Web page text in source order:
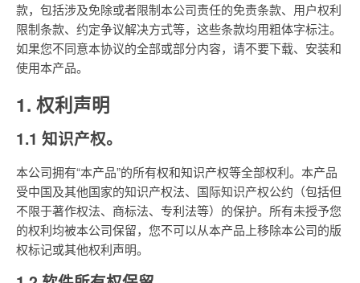
款，包括涉及免除或者限制本公司责任的免责条款、用户权利
限制条款、约定争议解决方式等，这些条款均用粗体字标注。
如果您不同意本协议的全部或部分内容，请不要下载、安装和
使用本产品。
1. 权利声明
1.1 知识产权。
本公司拥有“本产品”的所有权和知识产权等全部权利。本产品
受中国及其他国家的知识产权法、国际知识产权公约（包括但
不限于著作权法、商标法、专利法等）的保护。所有未授予您
的权利均被本公司保留，您不可以从本产品上移除本公司的版
权标记或其他权利声明。